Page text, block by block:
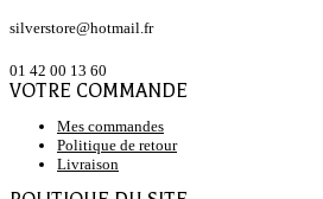
silverstore@hotmail.fr
01 42 00 13 60
VOTRE COMMANDE
Mes commandes
Politique de retour
Livraison